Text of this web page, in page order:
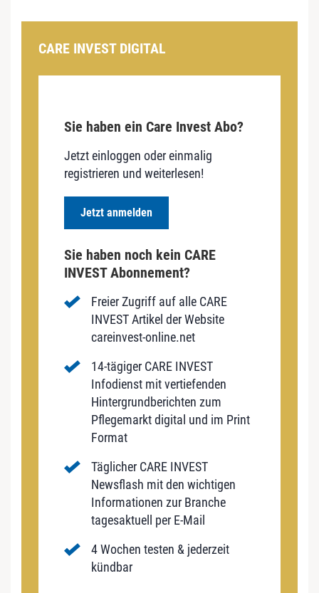
CARE INVEST DIGITAL
Sie haben ein Care Invest Abo?
Jetzt einloggen oder einmalig
registrieren und weiterlesen!
Jetzt anmelden
Sie haben noch kein CARE
INVEST Abonnement?
Freier Zugriff auf alle CARE
INVEST Artikel der Website
careinvest-online.net
14-tägiger CARE INVEST
Infodienst mit vertiefenden
Hintergrundberichten zum
Pflegemarkt digital und im Print
Format
Täglicher CARE INVEST
Newsflash mit den wichtigen
Informationen zur Branche
tagesaktuell per E-Mail
4 Wochen testen & jederzeit
kündbar